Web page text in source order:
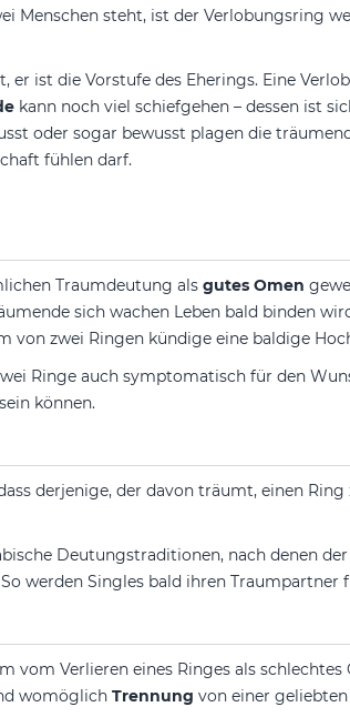
Menschen steht, ist der Verlobungsring
er ist die Vorstufe des Eherings. Eine
kann noch viel schiefgehen – dessen ist
oder sogar bewusst plagen die
fühlen darf.
Traumdeutung als gutes Omen
sich wachen Leben bald binden
von zwei Ringen kündige eine baldige
Ringe auch symptomatisch für den
können.
derjenige, der davon träumt, einen Ring
Deutungstraditionen, nach denen
werden Singles bald ihren Traumpartner
vom Verlieren eines Ringes als schlechtes
womöglich Trennung von einer geliebten